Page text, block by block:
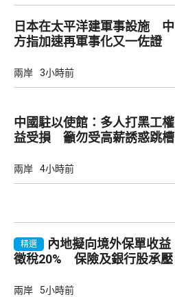
日本在太平洋建軍事設施 中
方指加速再軍事化又一佐證
兩岸 3小時前
中國駐以使館：多人打黑工權
益受損 籲勿受高薪誘惑跳槽
兩岸 4小時前
精選
內地擬向境外保單收益
徵稅20% 保險及銀行股承壓
兩岸 5小時前